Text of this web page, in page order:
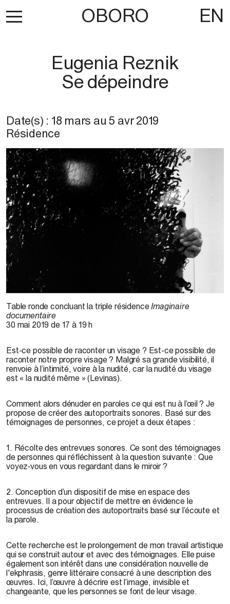
OBORO EN
Eugenia Reznik
Se dépeindre
Date(s) : 18 mars au5 avr 2019
Résidence
Table ronde concluant la triple résidenceImaginaire
documentaire
30 mai 2019 de 17 à 19 h
Est-ce possible de raconter un visage ? Est-ce possible de
raconter notre propre visage ? Malgré sa grande visibilité, il
renvoie à l’intimité, voire à la nudité, car la nudité du visage
est « la nudité même » (Levinas).
Comment alors dénuder en paroles ce qui est nu à l’œil ? Je
propose de créer des autoportraits sonores. Basé sur des
témoignages de personnes, ce projet a deux étapes :
1. Récolte des entrevues sonores. Ce sont des témoignages
de personnes qui réfléchissent à la question suivante : Que
voyez-vous en vous regardant dans le miroir ?
2. Conception d’un dispositif de mise en espace des
entrevues. Il a pour objectif de mettre en évidence le
processus de création des autoportraits basé sur l’écoute et
la parole.
Cette recherche est le prolongement de mon travail artistique
qui se construit autour et avec des témoignages. Elle puise
également son intérêt dans une considération nouvelle de
l'ekphrasis, genre littéraire consacré à une description des
œuvres. Ici, l’œuvre à décrire est l’image, invisible et
changeante, que les personnes se font de leur visage.